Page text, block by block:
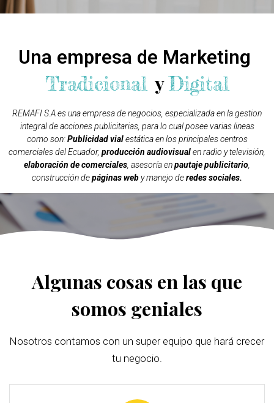
Una empresa de Marketing
Tradicional yDigital
REMAFI S.A es una empresa de negocios, especializada en la gestion
integral de acciones publicitarias, para lo cual posee varias lineas
como son:Publicidad vialestática en los principales centros
comerciales del Ecuador, producción audiovisualen radio y televisión,
elaboración de comerciales , asesoría enpautaje publicitario
construcción depáginas weby manejo deredes sociales.
Algunas cosas en las que
somos geniales
Nosotros contamos con un super equipo que hará crecer
tu negocio.